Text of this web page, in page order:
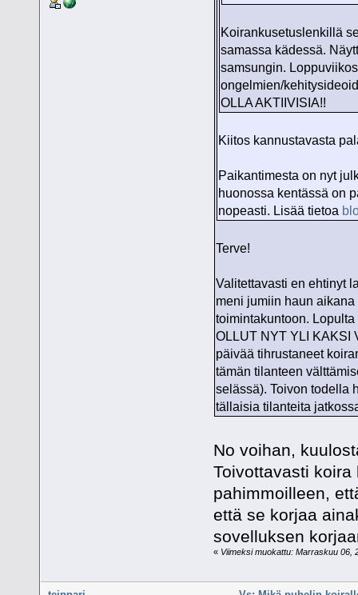
Koirankusetuslenkillä
samassa kädessä.
samsungin.
ongelmien/
OLLA AKTIIVISIA!!
Kiitos kannustavasta
Paikantimesta on nyt
huonossa kentässä on
nopeasti. Lisää tietoa
Terve!
Valitettavasti en ehtinyt
meni jumiin haun
toimintakuntoon.
OLLUT NYT YLI KAKSI
päivää tihrustaneet
tämän tilanteen
selässä). Toivon todella
tällaisia tilanteita
No voihan,
Toivottavasti
pahimmoilleen,
että se korjaa
sovelluksen
« Viimeksi muokattu: Marraskuu 06,